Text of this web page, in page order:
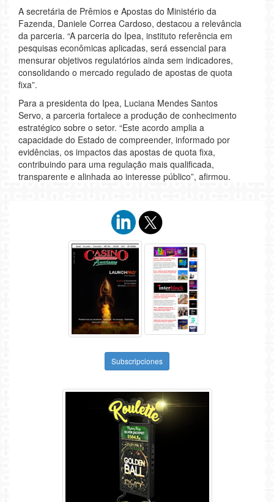
A secretária de Prêmios e Apostas do Ministério da
Fazenda, Daniele Correa Cardoso, destacou a relevância
da parceria. “A parceria do Ipea, instituto referência em
pesquisas econômicas aplicadas, será essencial para
mensurar objetivos regulatórios ainda sem indicadores,
consolidando o mercado regulado de apostas de quota
fixa”.
Para a presidenta do Ipea, Luciana Mendes Santos
Servo, a parceria fortalece a produção de conhecimento
estratégico sobre o setor. “Este acordo amplia a
capacidade do Estado de compreender, informado por
evidências, os impactos das apostas de quota fixa,
contribuindo para uma regulação mais qualificada,
transparente e alinhada ao interesse público”, afirmou.
Subscripciones